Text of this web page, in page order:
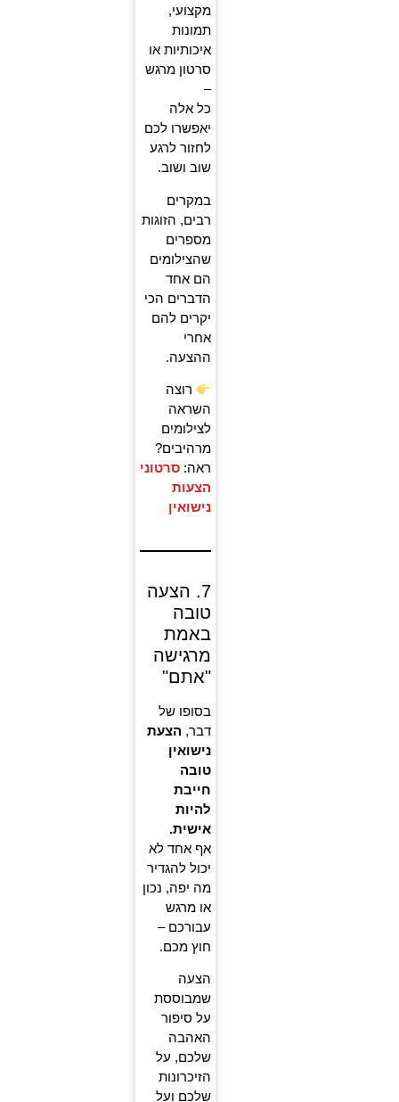
מקצועי,
תמונות
איכותיות או
סרטון מרגש
–
כל אלה
יאפשרו לכם
לחזור לרגע
שוב ושוב.
במקרים
רבים, הזוגות
מספרים
שהצילומים
הם אחד
הדברים הכי
יקרים להם
אחרי
ההצעה.
רוצה
השראה
לצילומים
מרהיבים?
ראה:סרטוני
הצעות
נישואין
7. הצעה
טובה
באמת
מרגישה
"אתם"
בסופו של
דבר, הצעת
נישואין
טובה
חייבת
להיות
אישית.
אף אחד לא
יכול להגדיר
מה יפה, נכון
או מרגש
עבורכם –
חוץ מכם.
הצעה
שמבוססת
על סיפור
האהבה
שלכם, על
הזיכרונות
שלכם ועל